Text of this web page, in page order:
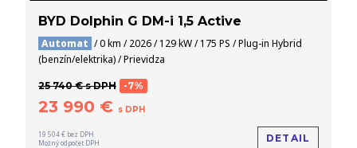
BYD Dolphin G DM-i 1,5 Active
Automat / 0 km / 2026 / 129 kW / 175 PS / Plug-in Hybrid
(benzín/elektrika) / Prievidza
25 740 € s DPH -7%
23 990 € s DPH
19 504 € bez DPH
Možný odpočet DPH
DETAIL